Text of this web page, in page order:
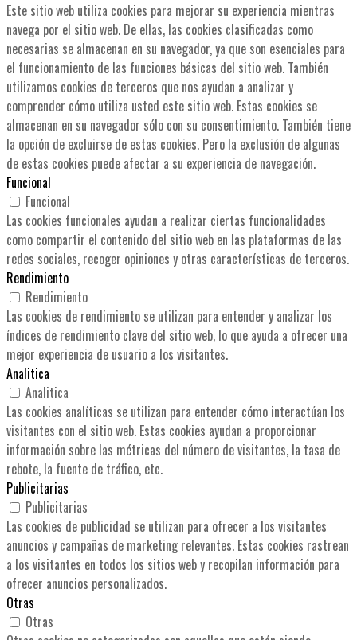
Este sitio web utiliza cookies para mejorar su experiencia mientras
navega por el sitio web. De ellas, las cookies clasificadas como
necesarias se almacenan en su navegador, ya que son esenciales para
el funcionamiento de las funciones básicas del sitio web. También
utilizamos cookies de terceros que nos ayudan a analizar y
comprender cómo utiliza usted este sitio web. Estas cookies se
almacenan en su navegador sólo con su consentimiento. También tiene
la opción de excluirse de estas cookies. Pero la exclusión de algunas
de estas cookies puede afectar a su experiencia de navegación.
Funcional
Funcional
Las cookies funcionales ayudan a realizar ciertas funcionalidades
como compartir el contenido del sitio web en las plataformas de las
redes sociales, recoger opiniones y otras características de terceros.
Rendimiento
Rendimiento
Las cookies de rendimiento se utilizan para entender y analizar los
índices de rendimiento clave del sitio web, lo que ayuda a ofrecer una
mejor experiencia de usuario a los visitantes.
Analitica
Analitica
Las cookies analíticas se utilizan para entender cómo interactúan los
visitantes con el sitio web. Estas cookies ayudan a proporcionar
información sobre las métricas del número de visitantes, la tasa de
rebote, la fuente de tráfico, etc.
Publicitarias
Publicitarias
Las cookies de publicidad se utilizan para ofrecer a los visitantes
anuncios y campañas de marketing relevantes. Estas cookies rastrean
a los visitantes en todos los sitios web y recopilan información para
ofrecer anuncios personalizados.
Otras
Otras